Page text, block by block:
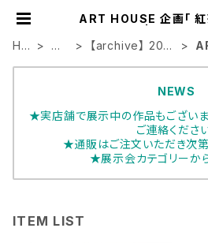
ART HOUSE 企画「
HO
展
【archive】 2021
NEWS
★実店舗で展示中の作品もございま
ご連絡ください
★通販はご注文いただき次第
★展示会カテゴリーか
ITEM LIST